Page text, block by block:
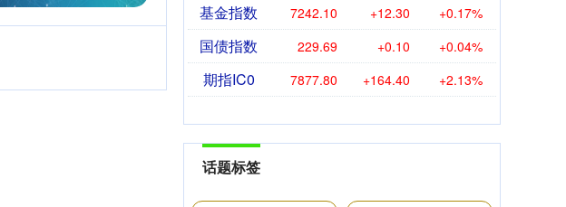
基金指数 7242.10 +12.30 +0.17%
国债指数 229.69 +0.10 +0.04%
期指IC0 7877.80 +164.40 +2.13%
话题标签